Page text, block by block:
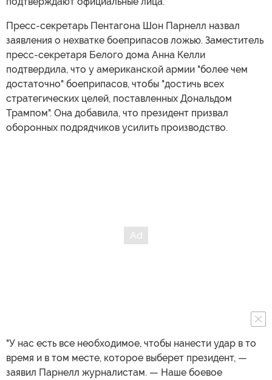
Пресс-секретарь Пентагона Шон Парнелл назвал
заявления о нехватке боеприпасов ложью. Заместитель
пресс-секретаря Белого дома Анна Келли
подтвердила, что у американской армии "более чем
достаточно" боеприпасов, чтобы "достичь всех
стратегических целей, поставленных Дональдом
Трампом". Она добавила, что президент призвал
оборонных подрядчиков усилить производство.
"У нас есть все необходимое, чтобы нанести удар в то
время и в том месте, которое выберет президент, —
заявил Парнелл журналистам. — Наше боевое